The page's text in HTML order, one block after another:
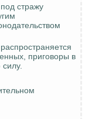
стражу
приговоры в